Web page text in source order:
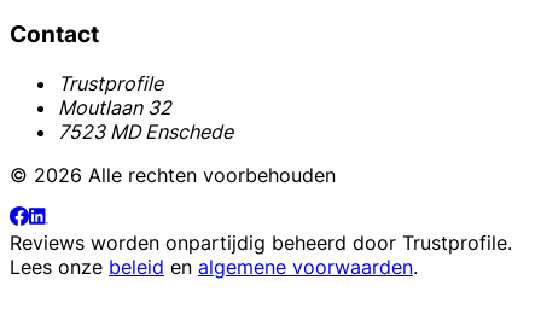
Contact
Trustprofile
Moutlaan 32
7523 MD Enschede
© 2026 Alle rechten voorbehouden
Reviews worden onpartijdig beheerd door Trustprofile.
Lees onze beleid en algemene voorwaarden.